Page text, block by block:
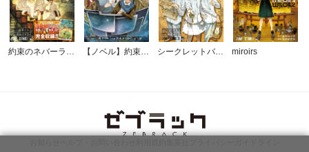
約束のネバーランド ミニ画集付き特装版 【ノベル】約束のネバーランド シークレットバイブル 約束のネバーランド 0 MYSTIC CODE miroirs